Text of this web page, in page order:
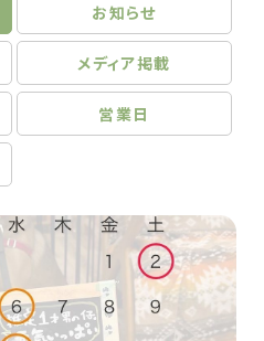
お知らせ
メディア掲載
営業日